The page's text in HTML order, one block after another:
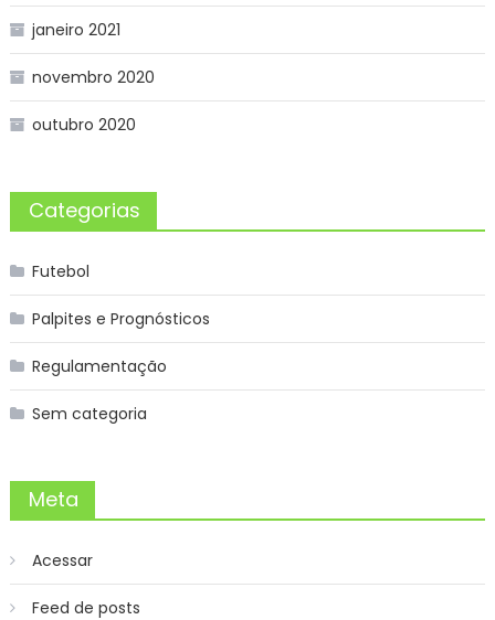
janeiro 2021
novembro 2020
outubro 2020
Categorias
Futebol
Palpites e Prognósticos
Regulamentação
Sem categoria
Meta
Acessar
Feed de posts